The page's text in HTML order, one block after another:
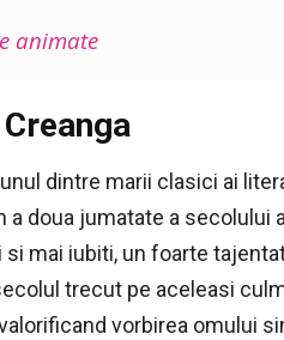
animate
dintre marii clasici ai
a doua jumatate a secolului
mai iubiti, un foarte
trecut pe aceleasi
vorbirea omului